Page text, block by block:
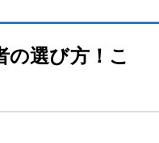
の選び方！こ